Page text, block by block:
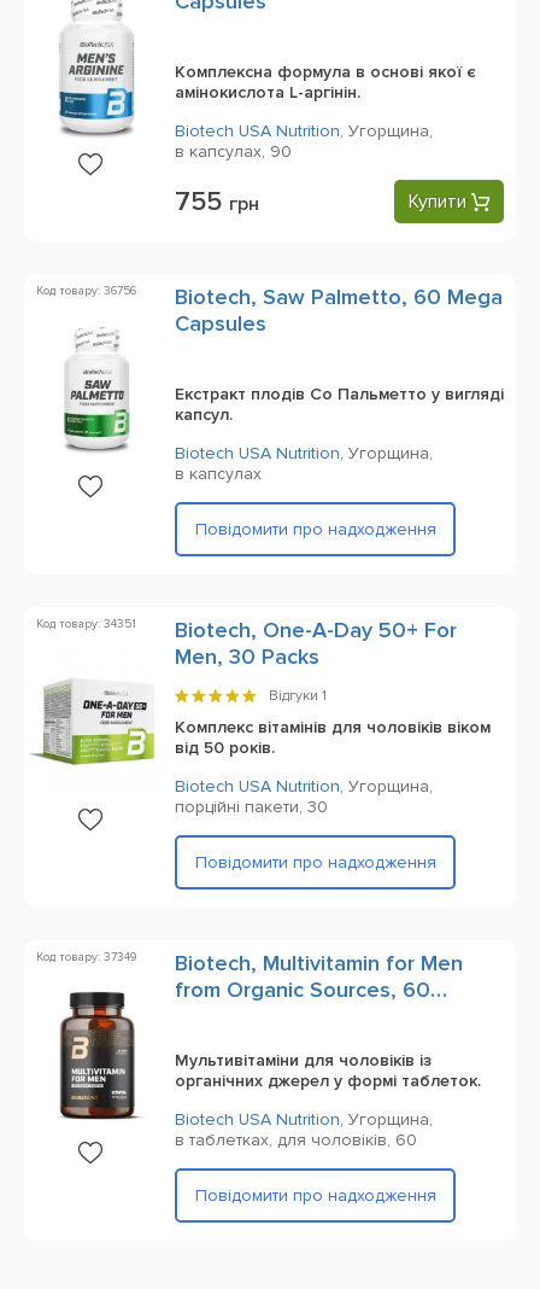
Комплексна формула в основі якої є
амінокислота L-аргінін.
Biotech USA Nutrition, Угорщина,
в капсулах, 90
755 грн Купити
Код товару: 36756
Biotech, Saw Palmetto, 60 Mega
Capsules
Екстракт плодів Со Пальметто у вигляді
капсул.
Biotech USA Nutrition, Угорщина,
в капсулах
Повідомити про надходження
Код товару: 34351
Biotech, One-A-Day 50+ For
Men, 30 Packs
Відгуки 1
Комплекс вітамінів для чоловіків віком
від 50 років.
Biotech USA Nutrition, Угорщина,
порційні пакети, 30
Повідомити про надходження
Код товару: 37349
Biotech, Multivitamin for Men
from Organic Sources, 60
Мультивітаміни для чоловіків із
органічних джерел у формі таблеток.
Biotech USA Nutrition, Угорщина,
в таблетках, для чоловіків, 60
Повідомити про надходження